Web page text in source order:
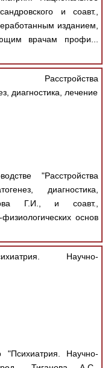
и соавт.,
изданием,
врачам профи...
диагностика, лечение
"Расстройства
диагностика,
Г.И., и соавт.,
основ
Научно-
"Психиатрия. Научно-